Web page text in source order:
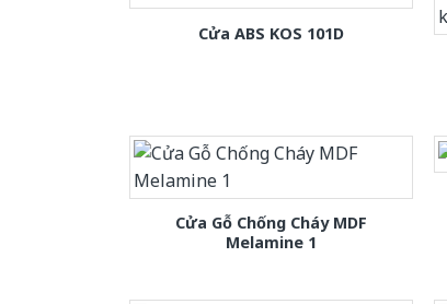
Cửa ABS KOS 101D
Cửa Gỗ Chống Cháy MDF
Melamine 1